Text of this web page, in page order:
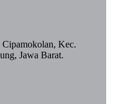
Kec.
Jawa Barat.